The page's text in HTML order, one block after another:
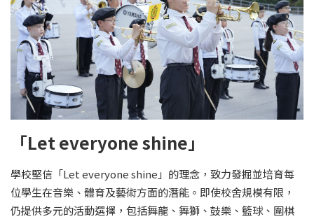
「Let everyone shine」
學校堅信「Let everyone shine」的理念，致力發掘並培育每
位學生在音樂、體育及藝術方面的潛能。即使校舍規模有限，
仍提供多元的活動選擇，包括舞龍、舞獅、鼓樂、籃球、圍棋